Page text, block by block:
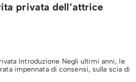
privata dell’attrice
Introduzione Negli ultimi anni, le
impennata di consensi, sulla scia di